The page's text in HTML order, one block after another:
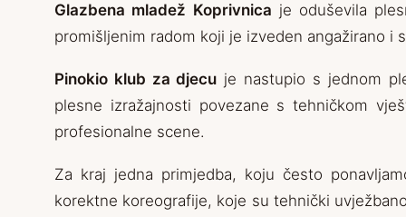
Glazbena mladež Koprivnica je oduševila
promišljenim radom koji je izveden angažirano i
Pinokio klub za djecu je nastupio s jednom
plesne izražajnosti povezane s tehničkom
profesionalne scene.
Za kraj jedna primjedba, koju često
korektne koreografije, koje su tehnički